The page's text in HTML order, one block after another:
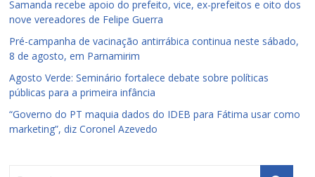
Samanda recebe apoio do prefeito, vice, ex-prefeitos e oito dos
nove vereadores de Felipe Guerra
Pré-campanha de vacinação antirrábica continua neste sábado,
8 de agosto, em Parnamirim
Agosto Verde: Seminário fortalece debate sobre políticas
públicas para a primeira infância
“Governo do PT maquia dados do IDEB para Fátima usar como
marketing”, diz Coronel Azevedo